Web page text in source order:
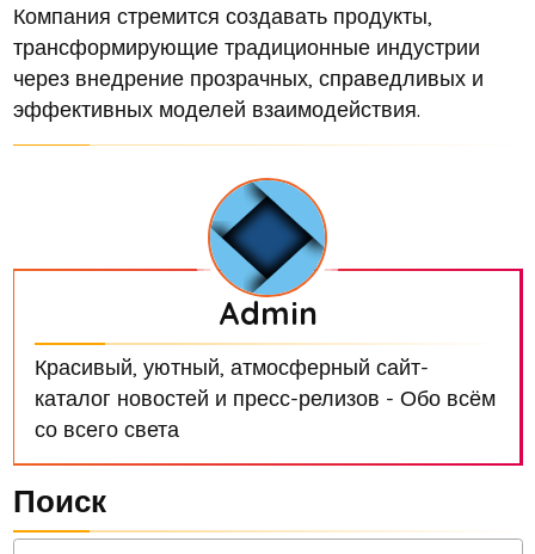
Компания стремится создавать продукты,
трансформирующие традиционные индустрии
через внедрение прозрачных, справедливых и
эффективных моделей взаимодействия.
Admin
Красивый, уютный, атмосферный сайт-
каталог новостей и пресс-релизов - Обо всём
со всего света
Поиск